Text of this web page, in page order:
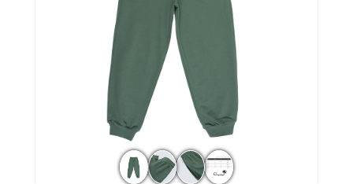
شلوارک مردانه ژاکت و پلیور مردانه
شلوار جین مردانه
شلوار پارچه ای
مردانه